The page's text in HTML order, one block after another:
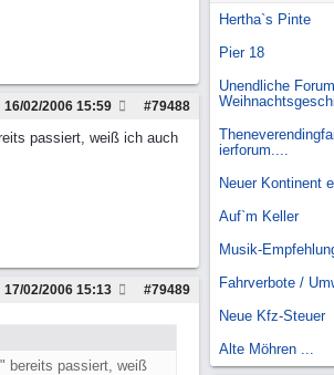
#79488
16/02/2006 15:59
passiert, weiß ich auch
#79489
17/02/2006 15:13
bereits passiert, weiß
Hertha`s Pinte
Pier 18
Unendliche
ierforum....
Neuer Kontinent
Auf`m Keller
Musik-
Fahrverbote /
Neue Kfz-Steuer
Alte Möhren ...